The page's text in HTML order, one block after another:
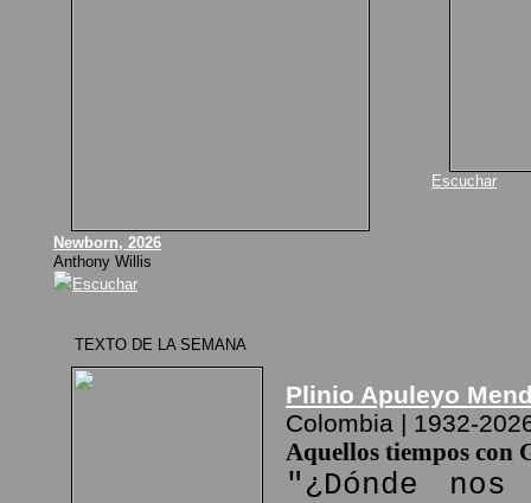
Newborn, 2026
Anthony Willis
Escuchar
Escuchar
TEXTO DE LA SEMANA
Plinio Apuleyo
Colombia | 1932-
Aquellos tiempos con
"¿Dónde nos